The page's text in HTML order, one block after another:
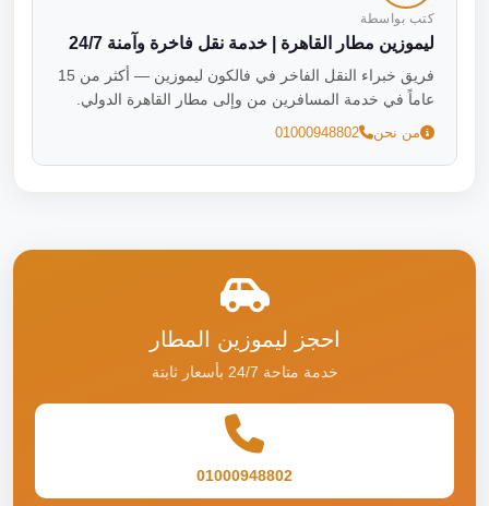
كتب بواسطة
ليموزين مطار القاهرة | خدمة نقل فاخرة وآمنة 24/7
فريق خبراء النقل الفاخر في فالكون ليموزين — أكثر من 15
عاماً في خدمة المسافرين من وإلى مطار القاهرة الدولي.
من نحن 01000948802
احجز ليموزين المطار
خدمة متاحة 24/7 بأسعار ثابتة
01000948802